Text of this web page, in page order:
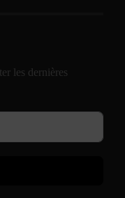
les dernières